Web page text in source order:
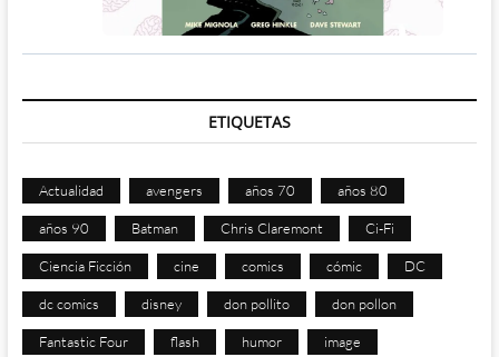
ETIQUETAS
Actualidad avengers años 70 años 80
años 90 Batman Chris Claremont Ci-Fi
Ciencia Ficción cine comics cómic DC
dc comics disney don pollito don pollon
Fantastic Four flash humor image